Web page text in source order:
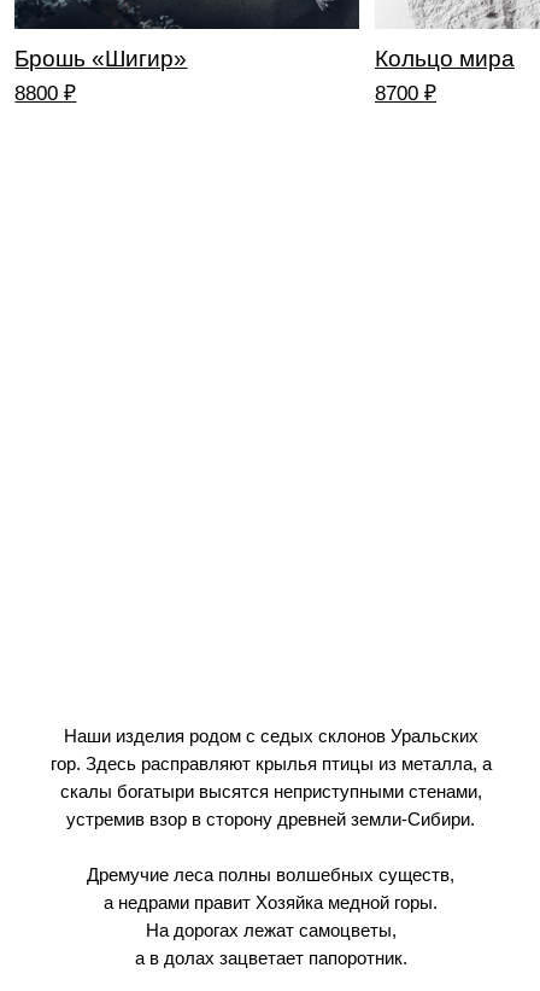
Наши изделия родом с седых склонов Уральских
гор. Здесь расправляют крылья птицы из металла, а
скалы богатыри высятся неприступными стенами,
устремив взор в сторону древней земли-Сибири.
Дремучие леса полны волшебных существ,
а недрами правит Хозяйка медной горы.
На дорогах лежат самоцветы,
а в долах зацветает папоротник.